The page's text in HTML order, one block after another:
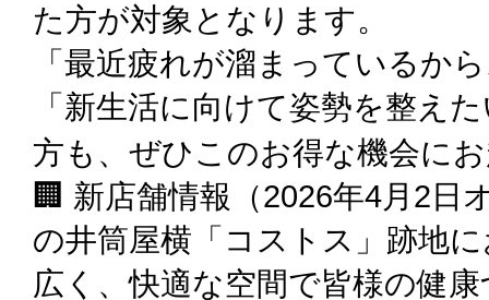
た方が対象となります。
「最近疲れが溜まっているか
「新生活に向けて姿勢を整え
方も、ぜひこのお得な機会にお
🏢 新店舗情報（2026年4月2日
の井筒屋横「コストス」跡地
広く、快適な空間で皆様の健